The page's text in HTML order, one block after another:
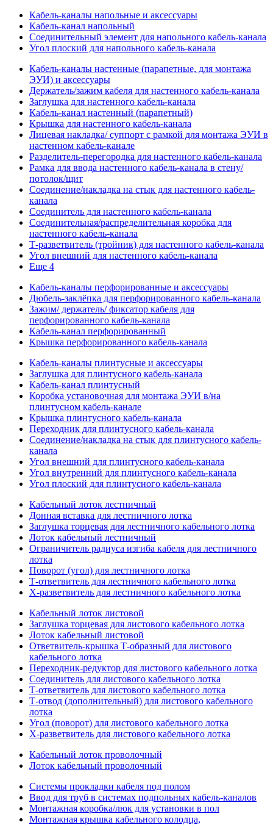
Кабель-каналы напольные и аксессуары
Кабель-канал напольный
Соединительный элемент для напольного кабель-канала
Угол плоский для напольного кабель-канала
Кабель-каналы настенные (парапетные, для монтажа
ЭУИ) и аксессуары
Держатель/зажим кабеля для настенного кабель-канала
Заглушка для настенного кабель-канала
Кабель-канал настенный (парапетный)
Крышка для настенного кабель-канала
Лицевая накладка/ суппорт с рамкой для монтажа ЭУИ в
настенном кабель-канале
Разделитель-перегородка для настенного кабель-канала
Рамка для ввода настенного кабель-канала в стену/
потолок/щит
Соединение/накладка на стык для настенного кабель-
канала
Соединитель для настенного кабель-канала
Соединительная/распределительная коробка для
настенного кабель-канала
Т-разветвитель (тройник) для настенного кабель-канала
Угол внешний для настенного кабель-канала
Еще 4
Кабель-каналы перфорированные и аксессуары
Дюбель-заклёпка для перфорированного кабель-канала
Зажим/ держатель/ фиксатор кабеля для
перфорированного кабель-канала
Кабель-канал перфорированный
Крышка перфорированного кабель-канала
Кабель-каналы плинтусные и аксессуары
Заглушка для плинтусного кабель-канала
Кабель-канал плинтусный
Коробка установочная для монтажа ЭУИ в/на
плинтусном кабель-канале
Крышка плинтусного кабель-канала
Переходник для плинтусного кабель-канала
Соединение/накладка на стык для плинтусного кабель-
канала
Угол внешний для плинтусного кабель-канала
Угол внутренний для плинтусного кабель-канала
Угол плоский для плинтусного кабель-канала
Кабельный лоток лестничный
Донная вставка для лестничного лотка
Заглушка торцевая для лестничного кабельного лотка
Лоток кабельный лестничный
Ограничитель радиуса изгиба кабеля для лестничного
лотка
Поворот (угол) для лестничного лотка
Т-ответвитель для лестничного кабельного лотка
Х-разветвитель для лестничного кабельного лотка
Кабельный лоток листовой
Заглушка торцевая для листового кабельного лотка
Лоток кабельный листовой
Ответвитель-крышка Т-образный для листового
кабельного лотка
Переходник-редуктор для листового кабельного лотка
Соединитель для листового кабельного лотка
Т-ответвитель для листового кабельного лотка
Т-отвод (дополнительный) для листового кабельного
лотка
Угол (поворот) для листового кабельного лотка
Х-разветвитель для листового кабельного лотка
Кабельный лоток проволочный
Лоток кабельный проволочный
Системы прокладки кабеля под полом
Ввод для труб в системах подпольных кабель-каналов
Монтажная коробка/люк для установки в пол
Монтажная крышка кабельного колодца,